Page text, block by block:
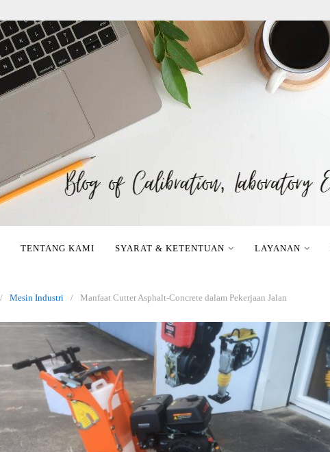
TENTANG KAMI SYARAT & KETENTUAN LAYANAN
Mesin Industri Manfaat Cutter Asphalt-Concrete dalam Pekerjaan Jalan